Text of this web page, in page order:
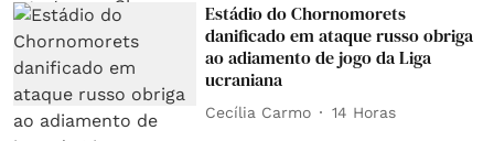
Estádio do Chornomorets
danificado em ataque russo obriga
ao adiamento de jogo da Liga
ucraniana
Cecília Carmo 14 Horas